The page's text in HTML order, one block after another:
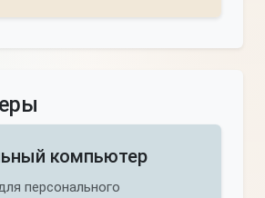
компьютер
персонального